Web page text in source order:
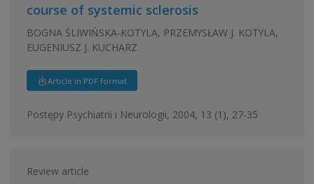
course of systemic sclerosis
BOGNA ŚLIWIŃSKA-KOTYLA, PRZEMYSŁAW J. KOTYLA,
EUGENIUSZ J. KUCHARZ
Article in PDF format
Postępy Psychiatrii i Neurologii, 2004, 13 (1), 27-35
Review article